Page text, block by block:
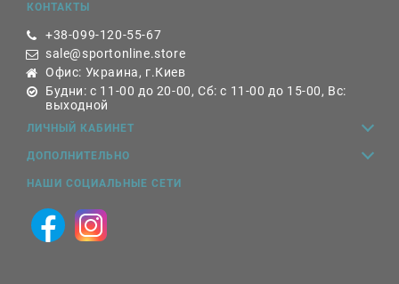
КОНТАКТЫ
+38-099-120-55-67
sale@sportonline.store
Офис: Украина, г.Киев
Будни: с 11-00 до 20-00, Сб: с 11-00 до 15-00, Вс:
выходной
ЛИЧНЫЙ КАБИНЕТ
ДОПОЛНИТЕЛЬНО
НАШИ СОЦИАЛЬНЫЕ СЕТИ